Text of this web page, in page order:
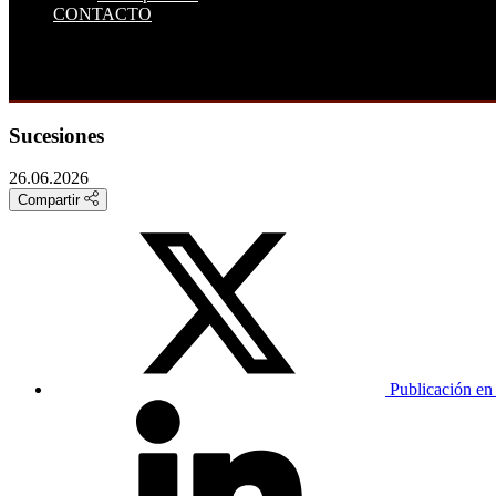
CONTACTO
Sucesiones
26.06.2026
Compartir
Publicación